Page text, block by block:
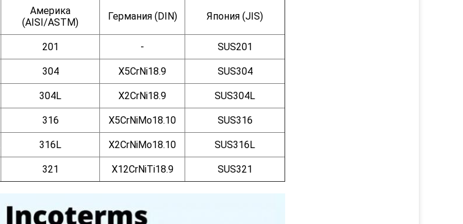
Америка
(AISI/ASTM)
Германия (DIN) Япония (JIS)
201 - SUS201
304 X5CrNi18.9 SUS304
304L X2CrNi18.9 SUS304L
316 X5CrNiMo18.10 SUS316
316L X2CrNiMo18.10 SUS316L
321 X12CrNiTi18.9 SUS321